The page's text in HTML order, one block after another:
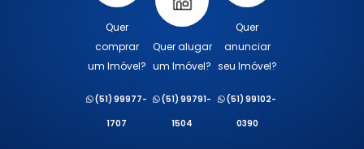
Quer
comprar
um Imóvel?
(51) 99977-
1707
Quer alugar
um Imóvel?
(51) 99791-
1504
Quer
anunciar
seu Imóvel?
(51) 99102-
0390